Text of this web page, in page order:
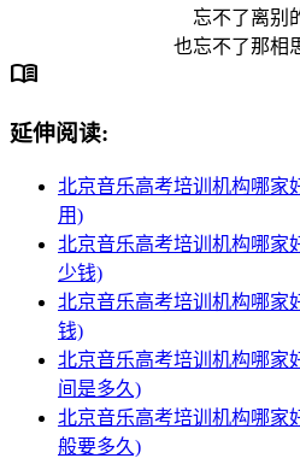
忘不了离别
也忘不了那相
menu_book
延伸阅读:
北京音乐高考培训机构哪家
用)
北京音乐高考培训机构哪家
少钱)
北京音乐高考培训机构哪家
钱)
北京音乐高考培训机构哪家
间是多久)
北京音乐高考培训机构哪家
般要多久)